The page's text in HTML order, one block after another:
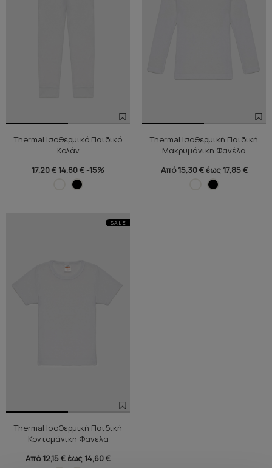
Thermal Ισοθερμικό Παιδικό
Κολάν
17,20 €14,60 € -15%
Thermal Ισοθερμική Παιδική
Μακρυμάνικη Φανέλα
Από 15,30 € έως 17,85 €
SALE
Thermal Ισοθερμική Παιδική
Κοντομάνικη Φανέλα
Από 12,15 € έως 14,60 €